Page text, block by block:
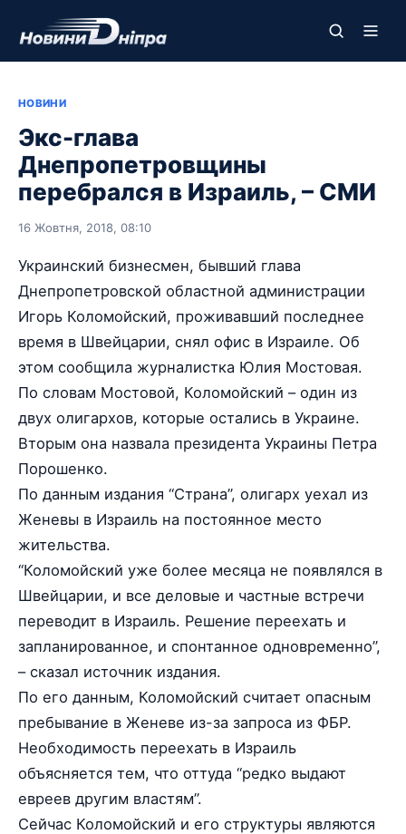
НОВИНИ
Экс-глава
Днепропетровщины
перебрался в Израиль, – СМИ
16 Жовтня, 2018, 08:10
Украинский бизнесмен, бывший глава
Днепропетровской областной администрации
Игорь Коломойский, проживавший последнее
время в Швейцарии, снял офис в Израиле. Об
этом сообщила журналистка Юлия Мостовая.
По словам Мостовой, Коломойский – один из
двух олигархов, которые остались в Украине.
Вторым она назвала президента Украины Петра
Порошенко.
По данным издания “Страна”, олигарх уехал из
Женевы в Израиль на постоянное место
жительства.
“Коломойский уже более месяца не появлялся в
Швейцарии, и все деловые и частные встречи
переводит в Израиль. Решение переехать и
запланированное, и спонтанное одновременно”,
– сказал источник издания.
По его данным, Коломойский считает опасным
пребывание в Женеве из-за запроса из ФБР.
Необходимость переехать в Израиль
объясняется тем, что оттуда “редко выдают
евреев другим властям”.
Сейчас Коломойский и его структуры являются